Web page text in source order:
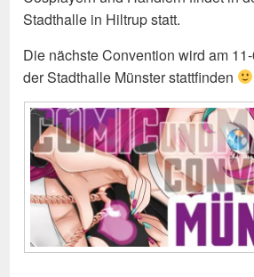
Stadthalle in Hiltrup statt.
Die nächste Convention wird am
der Stadthalle Münster stattfinden